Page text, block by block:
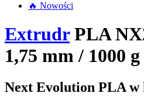
🔥 Nowości
ExtrudrPLA
1,75 mm / 1000 g
Next Evolution PLA w